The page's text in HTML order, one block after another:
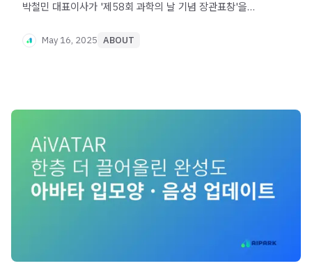
박철민 대표이사가 '제58회 과학의 날 기념 장관표창'을
May 16, 2025 ABOUT